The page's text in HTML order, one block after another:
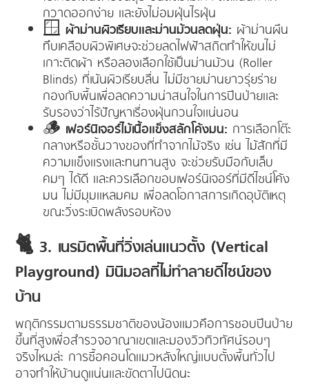
กวาดออกง่าย และยังไม่อมฝุ่นไรฝุ่น
🪟ผ้าม่านผิวเรียบและม่านม้วนลดฝุ่น: ผ้าม่านผืน
ทึบเคลือบผิวพิเศษจะช่วยลดไฟฟ้าสถิตทำให้ขนไม่
เกาะติดผ้า หรือลองเลือกใช้เป็นม่านม้วน (Roller
Blinds) ที่เน้นผิวเรียบลื่น ไม่มีชายม่านยาวรุ่ยร่าย
กองกับพื้นเพื่อลดความน่าสนใจในการปีนป่ายและ
รับรองว่าไร้ปัญหาเรื่องฝุ่นกวนใจแน่นอน
🪵 เฟอร์นิเจอร์ไม้เนื้อแข็งสลักโค้งมน: การเลือกโต๊ะ
กลางหรือชั้นวางของที่ทำจากไม้จริง เช่น ไม้สักที่มี
ความแข็งแรงและทนทานสูง จะช่วยรับมือกับเล็บ
คมๆ ได้ดี และควรเลือกขอบเฟอร์นิเจอร์ที่มีดีไซน์โค้ง
มน ไม่มีมุมแหลมคม เพื่อลดโอกาสการเกิดอุบัติเหตุ
ขณะวิ่งระเบิดพลังรอบห้อง
🐈 3. เนรมิตพื้นที่วิ่งเล่นแนวตั้ง (Vertical
Playground) มินิมอลที่ไม่ทำลายดีไซน์ของ
บ้าน
พฤติกรรมตามธรรมชาติของน้องแมวคือการชอบปีนป่าย
ขึ้นที่สูงเพื่อสำรวจอาณาเขตและมองวิวทิวทัศน์รอบๆ
จริงไหมล่ะ การซื้อคอนโดแมวหลังใหญ่แบบตั้งพื้นทั่วไป
อาจทำให้บ้านดูแน่นและขัดตาไปนิดนะ